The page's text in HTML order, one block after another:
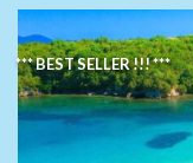
*** BEST SELLER !!! ***